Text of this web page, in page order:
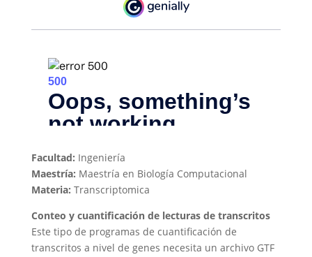
Facultad: Ingeniería
Maestría: Maestría en Biología Computacional
Materia: Transcriptomica
Conteo y cuantificación de lecturas de transcritos
Este tipo de programas de cuantificación de
transcritos a nivel de genes necesita un archivo GTF